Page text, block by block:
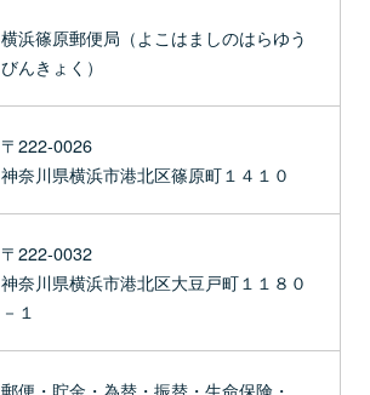
横浜篠原郵便局（よこはましのはらゆう
びんきょく）
〒222-0026
神奈川県横浜市港北区篠原町１４１０
〒222-0032
神奈川県横浜市港北区大豆戸町１１８０
－１
郵便・貯金・為替・振替・生命保険・